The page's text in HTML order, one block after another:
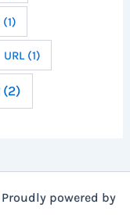
(1)
URL(1)
(2)
powered by